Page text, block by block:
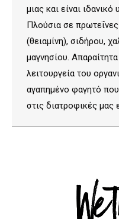
μιας και είναι
Πλούσια σε
(θειαμίνη), σιδήρου,
μαγνησίου.
λειτουργεία του
αγαπημένο φαγητό
στις διατροφικές μας